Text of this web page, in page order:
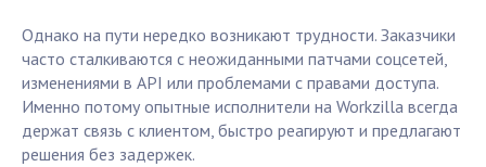
Однако на пути нередко возникают трудности. Заказчики
часто сталкиваются с неожиданными патчами соцсетей,
изменениями в API или проблемами с правами доступа.
Именно потому опытные исполнители на Workzilla всегда
держат связь с клиентом, быстро реагируют и предлагают
решения без задержек.